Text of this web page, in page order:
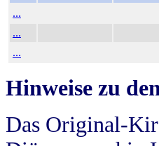
...
...
...
Hinweise zu
Das Original-